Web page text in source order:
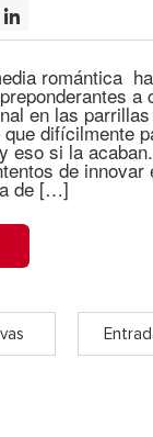
romántica
a
en las
difícilmente
eso si la
de innovar
de […]